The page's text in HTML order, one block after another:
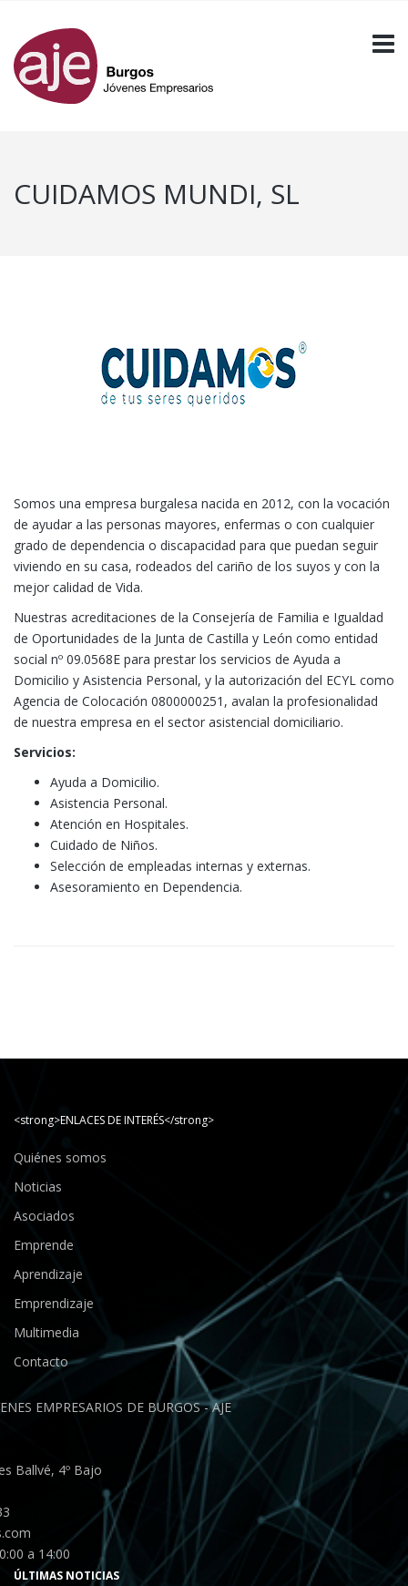
CUIDAMOS MUNDI, SL
Somos una empresa burgalesa nacida en 2012, con la vocación
de ayudar a las personas mayores, enfermas o con cualquier
grado de dependencia o discapacidad para que puedan seguir
viviendo en su casa, rodeados del cariño de los suyos y con la
mejor calidad de Vida.
Nuestras acreditaciones de la Consejería de Familia e Igualdad
de Oportunidades de la Junta de Castilla y León como entidad
social nº 09.0568E para prestar los servicios de Ayuda a
Domicilio y Asistencia Personal, y la autorización del ECYL como
Agencia de Colocación 0800000251, avalan la profesionalidad
de nuestra empresa en el sector asistencial domiciliario.
Servicios:
Ayuda a Domicilio.
Asistencia Personal.
Atención en Hospitales.
Cuidado de Niños.
Selección de empleadas internas y externas.
Asesoramiento en Dependencia.
<strong>ENLACES DE INTERÉS</strong>
Quiénes somos
Noticias
Asociados
Emprende
Aprendizaje
Emprendizaje
Multimedia
Contacto
EMPRESARIOS DE BURGOS - AJE
Ballvé, 4º Bajo
a 14:00
ÚLTIMAS NOTICIAS